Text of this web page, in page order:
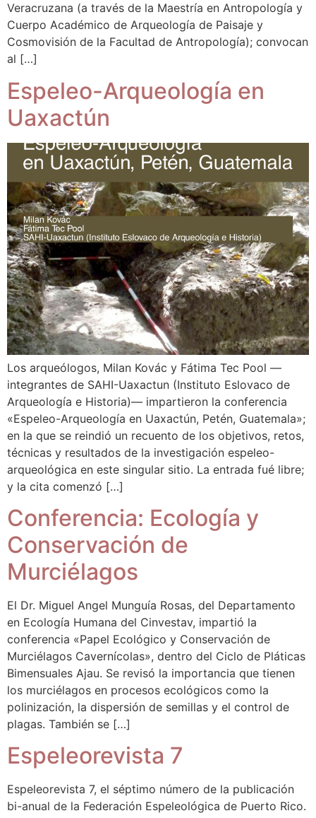
Veracruzana (a través de la Maestría en Antropología y
Cuerpo Académico de Arqueología de Paisaje y
Cosmovisión de la Facultad de Antropología); convocan
al […]
Espeleo-Arqueología en
Uaxactún
Los arqueólogos, Milan Kovác y Fátima Tec Pool —
integrantes de SAHI-Uaxactun (Instituto Eslovaco de
Arqueología e Historia)— impartieron la conferencia
«Espeleo-Arqueología en Uaxactún, Petén, Guatemala»;
en la que se reindió un recuento de los objetivos, retos,
técnicas y resultados de la investigación espeleo-
arqueológica en este singular sitio. La entrada fué libre;
y la cita comenzó […]
Conferencia: Ecología y
Conservación de
Murciélagos
El Dr. Miguel Angel Munguía Rosas, del Departamento
en Ecología Humana del Cinvestav, impartió la
conferencia «Papel Ecológico y Conservación de
Murciélagos Cavernícolas», dentro del Ciclo de Pláticas
Bimensuales Ajau. Se revisó la importancia que tienen
los murciélagos en procesos ecológicos como la
polinización, la dispersión de semillas y el control de
plagas. También se […]
Espeleorevista 7
Espeleorevista 7, el séptimo número de la publicación
bi-anual de la Federación Espeleológica de Puerto Rico.